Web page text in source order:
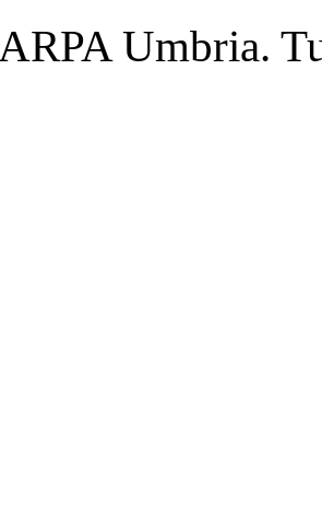
Umbria.